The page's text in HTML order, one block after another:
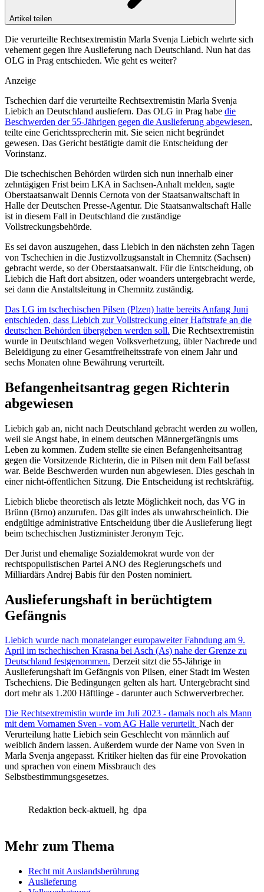
Artikel teilen
Die verurteilte Rechtsextremistin Marla Svenja Liebich wehrte sich
vehement gegen ihre Auslieferung nach Deutschland. Nun hat das
OLG in Prag entschieden. Wie geht es weiter?
Anzeige
Tschechien darf die verurteilte Rechtsextremistin Marla Svenja
Liebich an Deutschland ausliefern. Das OLG in Prag habe die
Beschwerden der 55-Jährigen gegen die Auslieferung abgewiesen,
teilte eine Gerichtssprecherin mit. Sie seien nicht begründet
gewesen. Das Gericht bestätigte damit die Entscheidung der
Vorinstanz.
Die tschechischen Behörden würden sich nun innerhalb einer
zehntägigen Frist beim LKA in Sachsen-Anhalt melden, sagte
Oberstaatsanwalt Dennis Cernota von der Staatsanwaltschaft in
Halle der Deutschen Presse-Agentur. Die Staatsanwaltschaft Halle
ist in diesem Fall in Deutschland die zuständige
Vollstreckungsbehörde.
Es sei davon auszugehen, dass Liebich in den nächsten zehn Tagen
von Tschechien in die Justizvollzugsanstalt in Chemnitz (Sachsen)
gebracht werde, so der Oberstaatsanwalt. Für die Entscheidung, ob
Liebich die Haft dort absitzen, oder woanders untergebracht werde,
sei dann die Anstaltsleitung in Chemnitz zuständig.
Das LG im tschechischen Pilsen (Plzen) hatte bereits Anfang Juni
entschieden, dass Liebich zur Vollstreckung einer Haftstrafe an die
deutschen Behörden übergeben werden soll. Die Rechtsextremistin
wurde in Deutschland wegen Volksverhetzung, übler Nachrede und
Beleidigung zu einer Gesamtfreiheitsstrafe von einem Jahr und
sechs Monaten ohne Bewährung verurteilt.
Befangenheitsantrag gegen Richterin
abgewiesen
Liebich gab an, nicht nach Deutschland gebracht werden zu wollen,
weil sie Angst habe, in einem deutschen Männergefängnis ums
Leben zu kommen. Zudem stellte sie einen Befangenheitsantrag
gegen die Vorsitzende Richterin, die in Pilsen mit dem Fall befasst
war. Beide Beschwerden wurden nun abgewiesen. Dies geschah in
einer nicht-öffentlichen Sitzung. Die Entscheidung ist rechtskräftig.
Liebich bliebe theoretisch als letzte Möglichkeit noch, das VG in
Brünn (Brno) anzurufen. Das gilt indes als unwahrscheinlich. Die
endgültige administrative Entscheidung über die Auslieferung liegt
beim tschechischen Justizminister Jeronym Tejc.
Der Jurist und ehemalige Sozialdemokrat wurde von der
rechtspopulistischen Partei ANO des Regierungschefs und
Milliardärs Andrej Babis für den Posten nominiert.
Auslieferungshaft in berüchtigtem
Gefängnis
Liebich wurde nach monatelanger europaweiter Fahndung am 9.
April im tschechischen Krasna bei Asch (As) nahe der Grenze zu
Deutschland festgenommen. Derzeit sitzt die 55-Jährige in
Auslieferungshaft im Gefängnis von Pilsen, einer Stadt im Westen
Tschechiens. Die Bedingungen gelten als hart. Untergebracht sind
dort mehr als 1.200 Häftlinge - darunter auch Schwerverbrecher.
Die Rechtsextremistin wurde im Juli 2023 - damals noch als Mann
mit dem Vornamen Sven - vom AG Halle verurteilt. Nach der
Verurteilung hatte Liebich sein Geschlecht von männlich auf
weiblich ändern lassen. Außerdem wurde der Name von Sven in
Marla Svenja angepasst. Kritiker hielten das für eine Provokation
und sprachen von einem Missbrauch des
Selbstbestimmungsgesetzes.
Redaktion beck-aktuell, hg dpa
Mehr zum Thema
Recht mit Auslandsberührung
Auslieferung